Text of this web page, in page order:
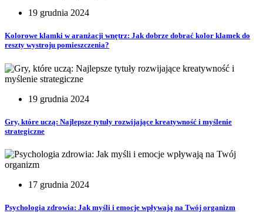
19 grudnia 2024
Kolorowe klamki w aranżacji wnętrz: Jak dobrze dobrać kolor klamek do
reszty wystroju pomieszczenia?
19 grudnia 2024
Gry, które uczą: Najlepsze tytuły rozwijające kreatywność i myślenie
strategiczne
17 grudnia 2024
Psychologia zdrowia: Jak myśli i emocje wpływają na Twój organizm